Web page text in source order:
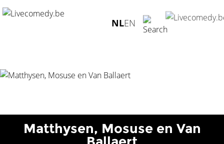
NLEN
Home/Agenda/ Matthysen, Mosuse en Van Ballaert
Matthysen, Mosuse en Van